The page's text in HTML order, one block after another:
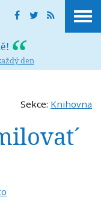
den
Sekce: Knihovna